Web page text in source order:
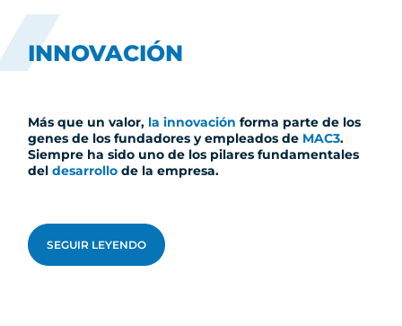
INNOVACIÓN
Más que un valor, la innovación forma parte de los
genes de los fundadores y empleados de MAC3.
Siempre ha sido uno de los pilares fundamentales
del desarrollo de la empresa.
SEGUIR LEYENDO